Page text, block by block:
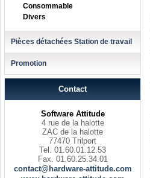
Consommable
Divers
Pièces détachées Station de travail
Promotion
Contact
Software Attitude
4 rue de la halotte
ZAC de la halotte
77470 Trilport
Tel. 01.60.01.12.53
Fax. 01.60.25.34.01
contact@hardware-attitude.com